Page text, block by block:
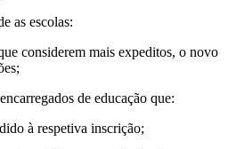
as escolas:
considerem mais expeditos, o novo
de educação que:
à respetiva inscrição;